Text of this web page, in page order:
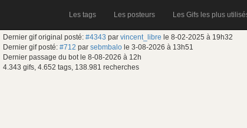
Les tags Les posteurs Les Gifs les plus
Dernier gif original posté: #4343 par vincent_libre le 8-02-2025 à 19h32
Dernier gif posté: #712 par sebmbalo le 3-08-2026 à 13h51
Dernier passage du bot le 8-08-2026 à 12h
4.343 gifs, 4.652 tags, 138.981 recherches